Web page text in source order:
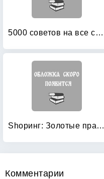
5000 советов на все случаи жизни!
Shopинг: Золотые правила
Комментарии